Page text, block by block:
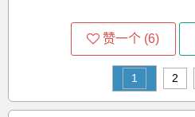
赞一个 (6)
1 2